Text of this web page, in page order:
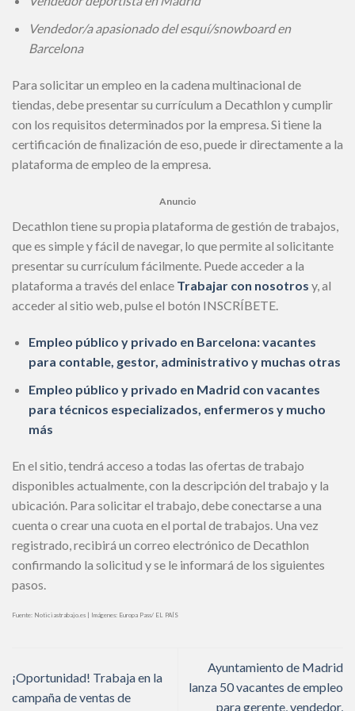
Vendedor/a apasionado del esquí/snowboard en
Barcelona
Para solicitar un empleo en la cadena multinacional de
tiendas, debe presentar su currículum a Decathlon y cumplir
con los requisitos determinados por la empresa. Si tiene la
certificación de finalización de eso, puede ir directamente a la
plataforma de empleo de la empresa.
Anuncio
Decathlon tiene su propia plataforma de gestión de trabajos,
que es simple y fácil de navegar, lo que permite al solicitante
presentar su currículum fácilmente. Puede acceder a la
plataforma a través del enlace Trabajar con nosotros y, al
acceder al sitio web, pulse el botón INSCRÍBETE.
Empleo público y privado en Barcelona: vacantes
para contable, gestor, administrativo y muchas otras
Empleo público y privado en Madrid con vacantes
para técnicos especializados, enfermeros y mucho
más
En el sitio, tendrá acceso a todas las ofertas de trabajo
disponibles actualmente, con la descripción del trabajo y la
ubicación. Para solicitar el trabajo, debe conectarse a una
cuenta o crear una cuota en el portal de trabajos. Una vez
registrado, recibirá un correo electrónico de Decathlon
confirmando la solicitud y se le informará de los siguientes
pasos.
Fuente: Noticiastrabajo.es | Imágenes: Europa Pass/ EL PAÍS
¡Oportunidad! Trabaja en la
campaña de ventas de
Ayuntamiento de Madrid
lanza 50 vacantes de empleo
para gerente, vendedor,